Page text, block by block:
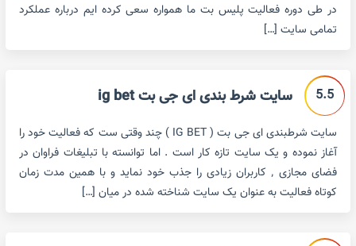
در طی دوره فعالیت پلیس بت ما همواره سعی کرده ایم درباره عملکرد
تمامی سایت […]
5.5 سایت شرط بندی ای جی بت ig bet
سایت شرطبندی ای جی بت ( IG BET ) چند وقتی ست که فعالیت خود را
آغاز نموده و یک سایت تازه کار است . اما توانسته با تبلیغات فراوان در
فضای مجازی ٬ کاربران زیادی را جذب خود نماید و با همین مدت زمان
کوتاه فعالیت به عنوان یک سایت شناخته شده در میان […]